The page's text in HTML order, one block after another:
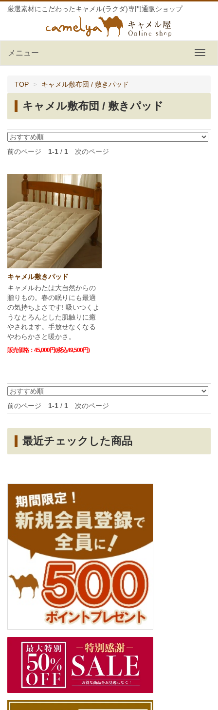
厳選素材にこだわったキャメル(ラクダ)専門通販ショップ
メニュー
TOP キャメル敷布団 / 敷きパッド
キャメル敷布団 / 敷きパッド
前のページ 1-1 / 1 次のページ
キャメル敷きパッド
キャメルわたは大自然からの
贈りもの。春の眠りにも最適
の気持ちよさです! 吸いつくよ
うなとろんとした肌触りに癒
やされます。手放せなくなる
やわらかさと暖かさ。
販売価格：45,000円(税込49,500円)
前のページ 1-1 / 1 次のページ
最近チェックした商品